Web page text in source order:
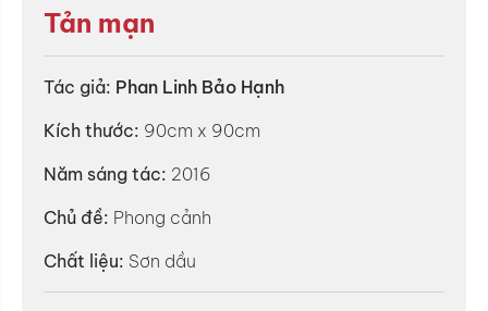
Tản mạn
Tác giả: Phan Linh Bảo Hạnh
Kích thước: 90cm x 90cm
Năm sáng tác: 2016
Chủ đề: Phong cảnh
Chất liệu: Sơn dầu